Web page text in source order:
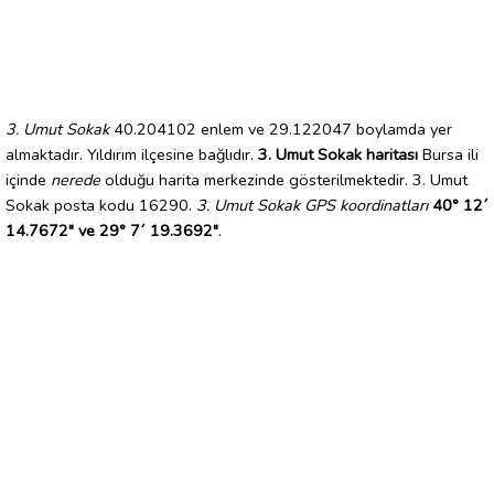
3. Umut Sokak40.204102 enlem ve 29.122047 boylamda yer
almaktadır. Yıldırım ilçesine bağlıdır. 3. Umut Sokak haritası Bursa ili
içinde nerede olduğu harita merkezinde gösterilmektedir. 3. Umut
Sokak posta kodu 16290. 3. Umut Sokak GPS koordinatları 40° 12´
14.7672" ve 29° 7´ 19.3692".